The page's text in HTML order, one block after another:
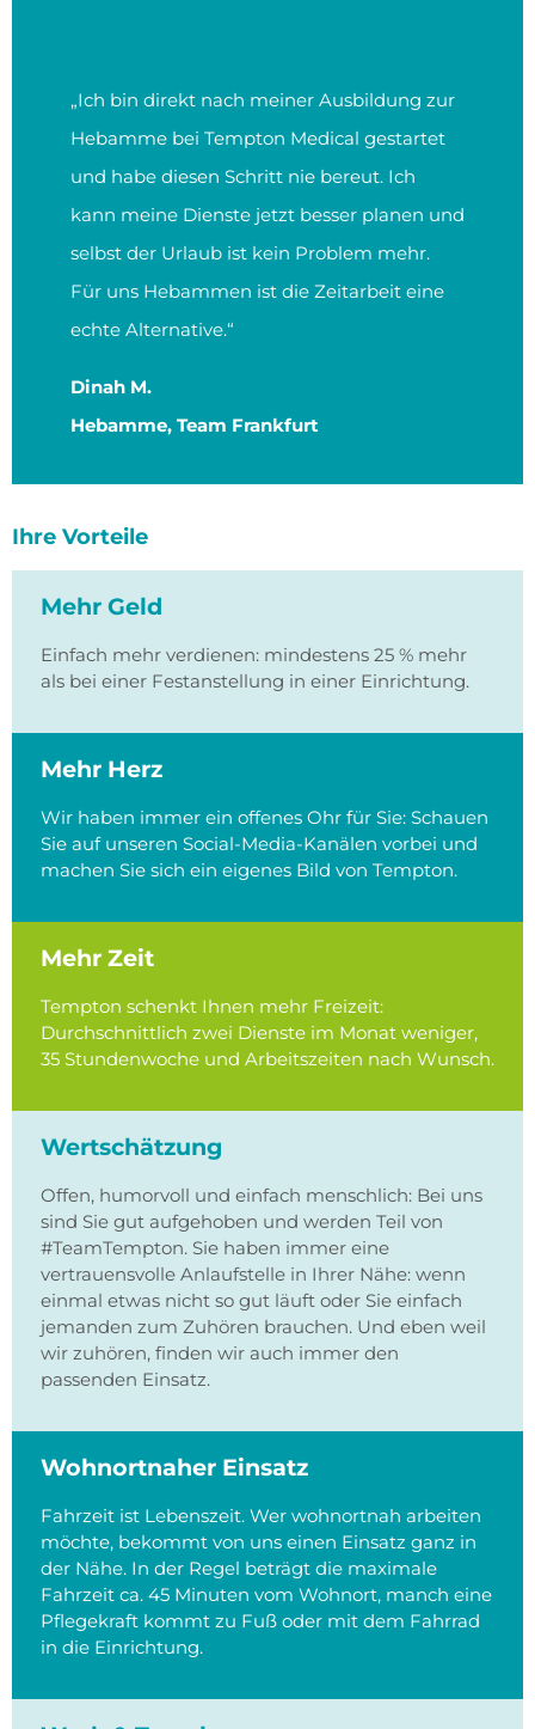
„Ich bin direkt nach meiner Ausbildung zur
Hebamme bei Tempton Medical gestartet
und habe diesen Schritt nie bereut. Ich
kann meine Dienste jetzt besser planen und
selbst der Urlaub ist kein Problem mehr.
Für uns Hebammen ist die Zeitarbeit eine
echte Alternative.“
Dinah M.
Hebamme, Team Frankfurt
Ihre Vorteile
Mehr Geld
Einfach mehr verdienen: mindestens 25 % mehr
als bei einer Festan­stellung in einer Einrichtung.
Mehr Herz
Wir haben immer ein offenes Ohr für Sie: Schauen
Sie auf unseren Social-Media-Kanälen vorbei und
machen Sie sich ein eigenes Bild von Tempton.
Mehr Zeit
Tempton schenkt Ihnen mehr Freizeit:
Durchschnittlich zwei Dienste im Monat weniger,
35 Stundenwoche und Arbeitszeiten nach Wunsch.
Wertschätzung
Offen, humorvoll und einfach menschlich: Bei uns
sind Sie gut aufgehoben und werden Teil von
#TeamTempton. Sie haben immer eine
vertrauensvolle Anlaufstelle in Ihrer Nähe: wenn
einmal etwas nicht so gut läuft oder Sie einfach
jemanden zum Zuhören brauchen. Und eben weil
wir zuhören, finden wir auch immer den
passenden Einsatz.
Wohnortnaher Einsatz
Fahrzeit ist Lebenszeit. Wer wohnortnah arbeiten
möchte, bekommt von uns einen Einsatz ganz in
der Nähe. In der Regel beträgt die maximale
Fahrzeit ca. 45 Minuten vom Wohnort, manch eine
Pflegekraft kommt zu Fuß oder mit dem Fahrrad
in die Einrichtung.